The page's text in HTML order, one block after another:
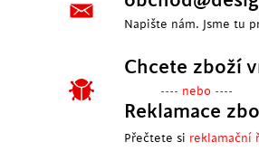
Napište nám. Jsme tu
Chcete zboží
---- nebo ----
Reklamace
Přečtete si reklamační